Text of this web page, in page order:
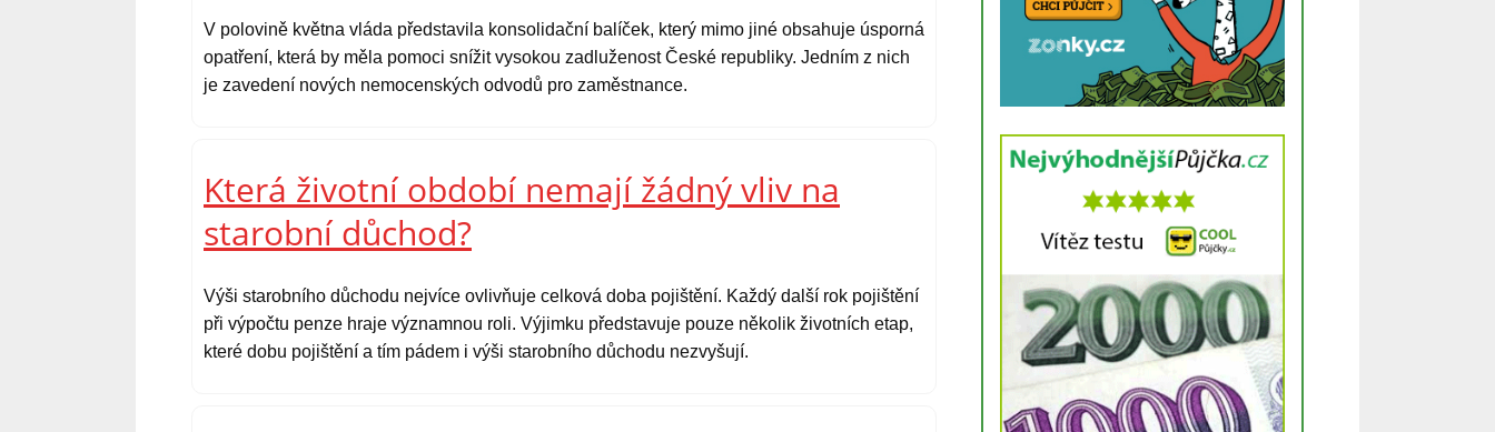
V polovině května vláda představila konsolidační balíček, který mimo jiné obsahuje úsporná
opatření, která by měla pomoci snížit vysokou zadluženost České republiky. Jedním z nich
je zavedení nových nemocenských odvodů pro zaměstnance.
Která životní období nemají žádný vliv na
starobní důchod?
Výši starobního důchodu nejvíce ovlivňuje celková doba pojištění. Každý další rok pojištění
při výpočtu penze hraje významnou roli. Výjimku představuje pouze několik životních etap,
které dobu pojištění a tím pádem i výši starobního důchodu nezvyšují.